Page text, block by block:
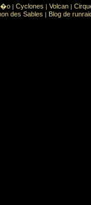
| Cyclones | Volcan |
des Sables | Blog de